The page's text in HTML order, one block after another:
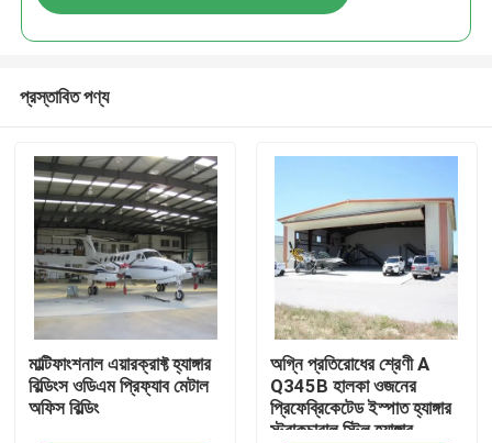
প্রস্তাবিত পণ্য
মাল্টিফাংশনাল এয়ারক্রাফ্ট হ্যাঙ্গার
বিল্ডিংস ওডিএম প্রিফ্যাব মেটাল
অফিস বিল্ডিং
অগ্নি প্রতিরোধের শ্রেণী A
Q345B হালকা ওজনের
প্রিফেব্রিকেটেড ইস্পাত হ্যাঙ্গার
স্ট্রাকচারাল স্টিল হ্যাঙ্গার